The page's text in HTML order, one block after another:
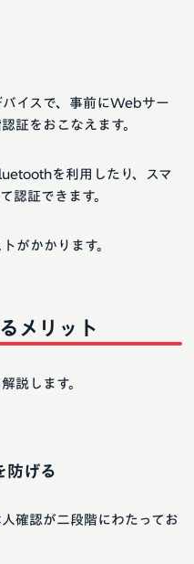
イスで、事前にWebサー
証をおこなえます。
を利用したり、スマ
認証できます。
がかかります。
メリット
説します。
防げる
確認が二段階にわたってお